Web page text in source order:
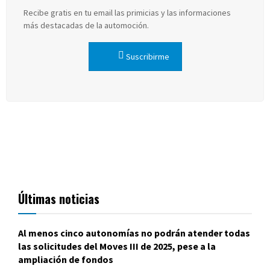
Recibe gratis en tu email las primicias y las informaciones
más destacadas de la automoción.
Suscribirme
Últimas noticias
Al menos cinco autonomías no podrán atender todas
las solicitudes del Moves III de 2025, pese a la
ampliación de fondos